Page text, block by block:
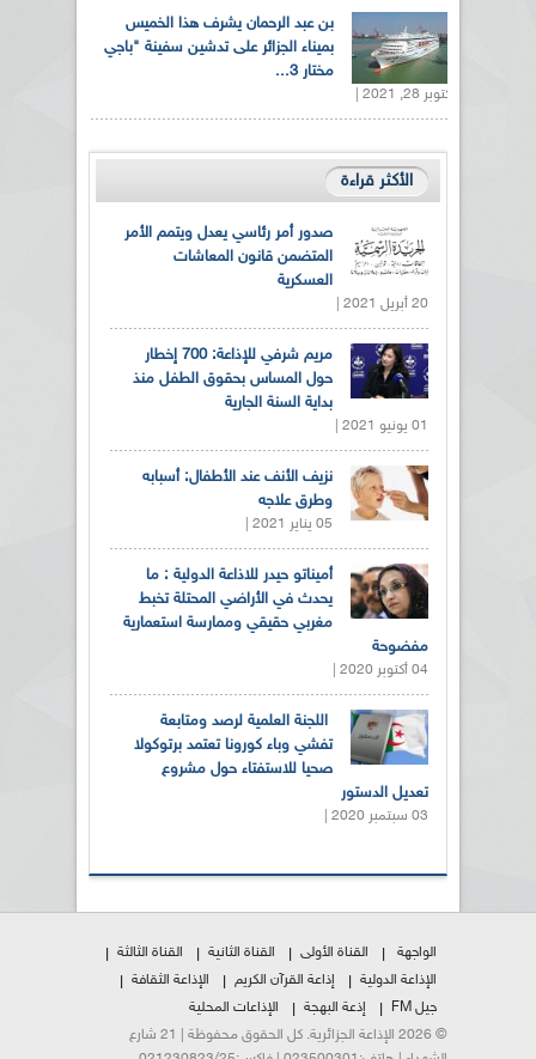
بن عبد الرحمان يشرف هذا الخميس
بميناء الجزائر على تدشين سفينة "باجي
مختار 3...
أكتوبر 28, 2021 |
الأكثر قراءة
صدور أمر رئاسي يعدل ويتمم الأمر
المتضمن قانون المعاشات
العسكرية
20 أبريل 2021 |
مريم شرفي للإذاعة: 700 إخطار
حول المساس بحقوق الطفل منذ
بداية السنة الجارية
01 يونيو 2021 |
نزيف الأنف عند الأطفال: أسبابه
وطرق علاجه
05 يناير 2021 |
أميناتو حيدر للاذاعة الدولية : ما
يحدث في الأراضي المحتلة تخبط
مغربي حقيقي وممارسة استعمارية
مفضوحة
04 أكتوبر 2020 |
اللجنة العلمية لرصد ومتابعة
تفشي وباء كورونا تعتمد برتوكولا
صحيا للاستفتاء حول مشروع
تعديل الدستور
03 سبتمبر 2020 |
الواجهة القناة الأولى القناة الثانية
القناة الثالثة
الإذاعة الدولية
إذاعة القرآن الكريم
الإذاعة الثقافة
جيل FM
إذعة البهجة
الإذاعات المحلية
© 2026 الإذاعة الجزائرية. كل الحقوق محفوظة | 21 شارع